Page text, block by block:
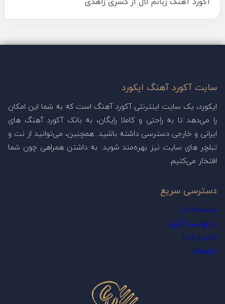
سایت آکورد آهنگ ایکورد
ایکورد، یک سایت اینترنتی آکورد آهنگ است که به شما این امکان
را می‌دهد تا به راحتی و کاملا رایگان، به بانک آکورد آهنگ های
ایرانی و خارجی دسترسی داشته باشید. همچنین، می‌توانید از نت و
تبلچر های سایت نیز بهره‌مند شوید. به داشتن همراهی چون شما
افتخار می‌کنیم.
دسترسی سریع
صفحه اصلی
درخواست آکورد
تماس با ما
تبلیغات